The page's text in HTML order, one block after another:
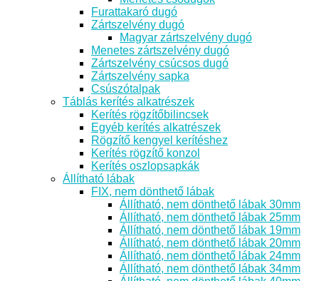
Furattakaró dugó
Zártszelvény dugó
Magyar zártszelvény dugó
Menetes zártszelvény dugó
Zártszelvény csúcsos dugó
Zártszelvény sapka
Csúszótalpak
Táblás kerítés alkatrészek
Kerítés rögzítőbilincsek
Egyéb kerítés alkatrészek
Rögzítő kengyel kerítéshez
Kerítés rögzítő konzol
Kerítés oszlopsapkák
Állítható lábak
FIX, nem dönthető lábak
Állítható, nem dönthető lábak 30mm
Állítható, nem dönthető lábak 25mm
Állítható, nem dönthető lábak 19mm
Állítható, nem dönthető lábak 20mm
Állítható, nem dönthető lábak 24mm
Állítható, nem dönthető lábak 34mm